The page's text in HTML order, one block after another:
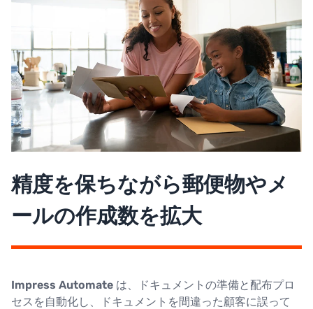
精度を保ちながら郵便物やメ
ールの作成数を拡大
Impress Automate は、ドキュメントの準備と配布プロ
セスを自動化し、ドキュメントを間違った顧客に誤って